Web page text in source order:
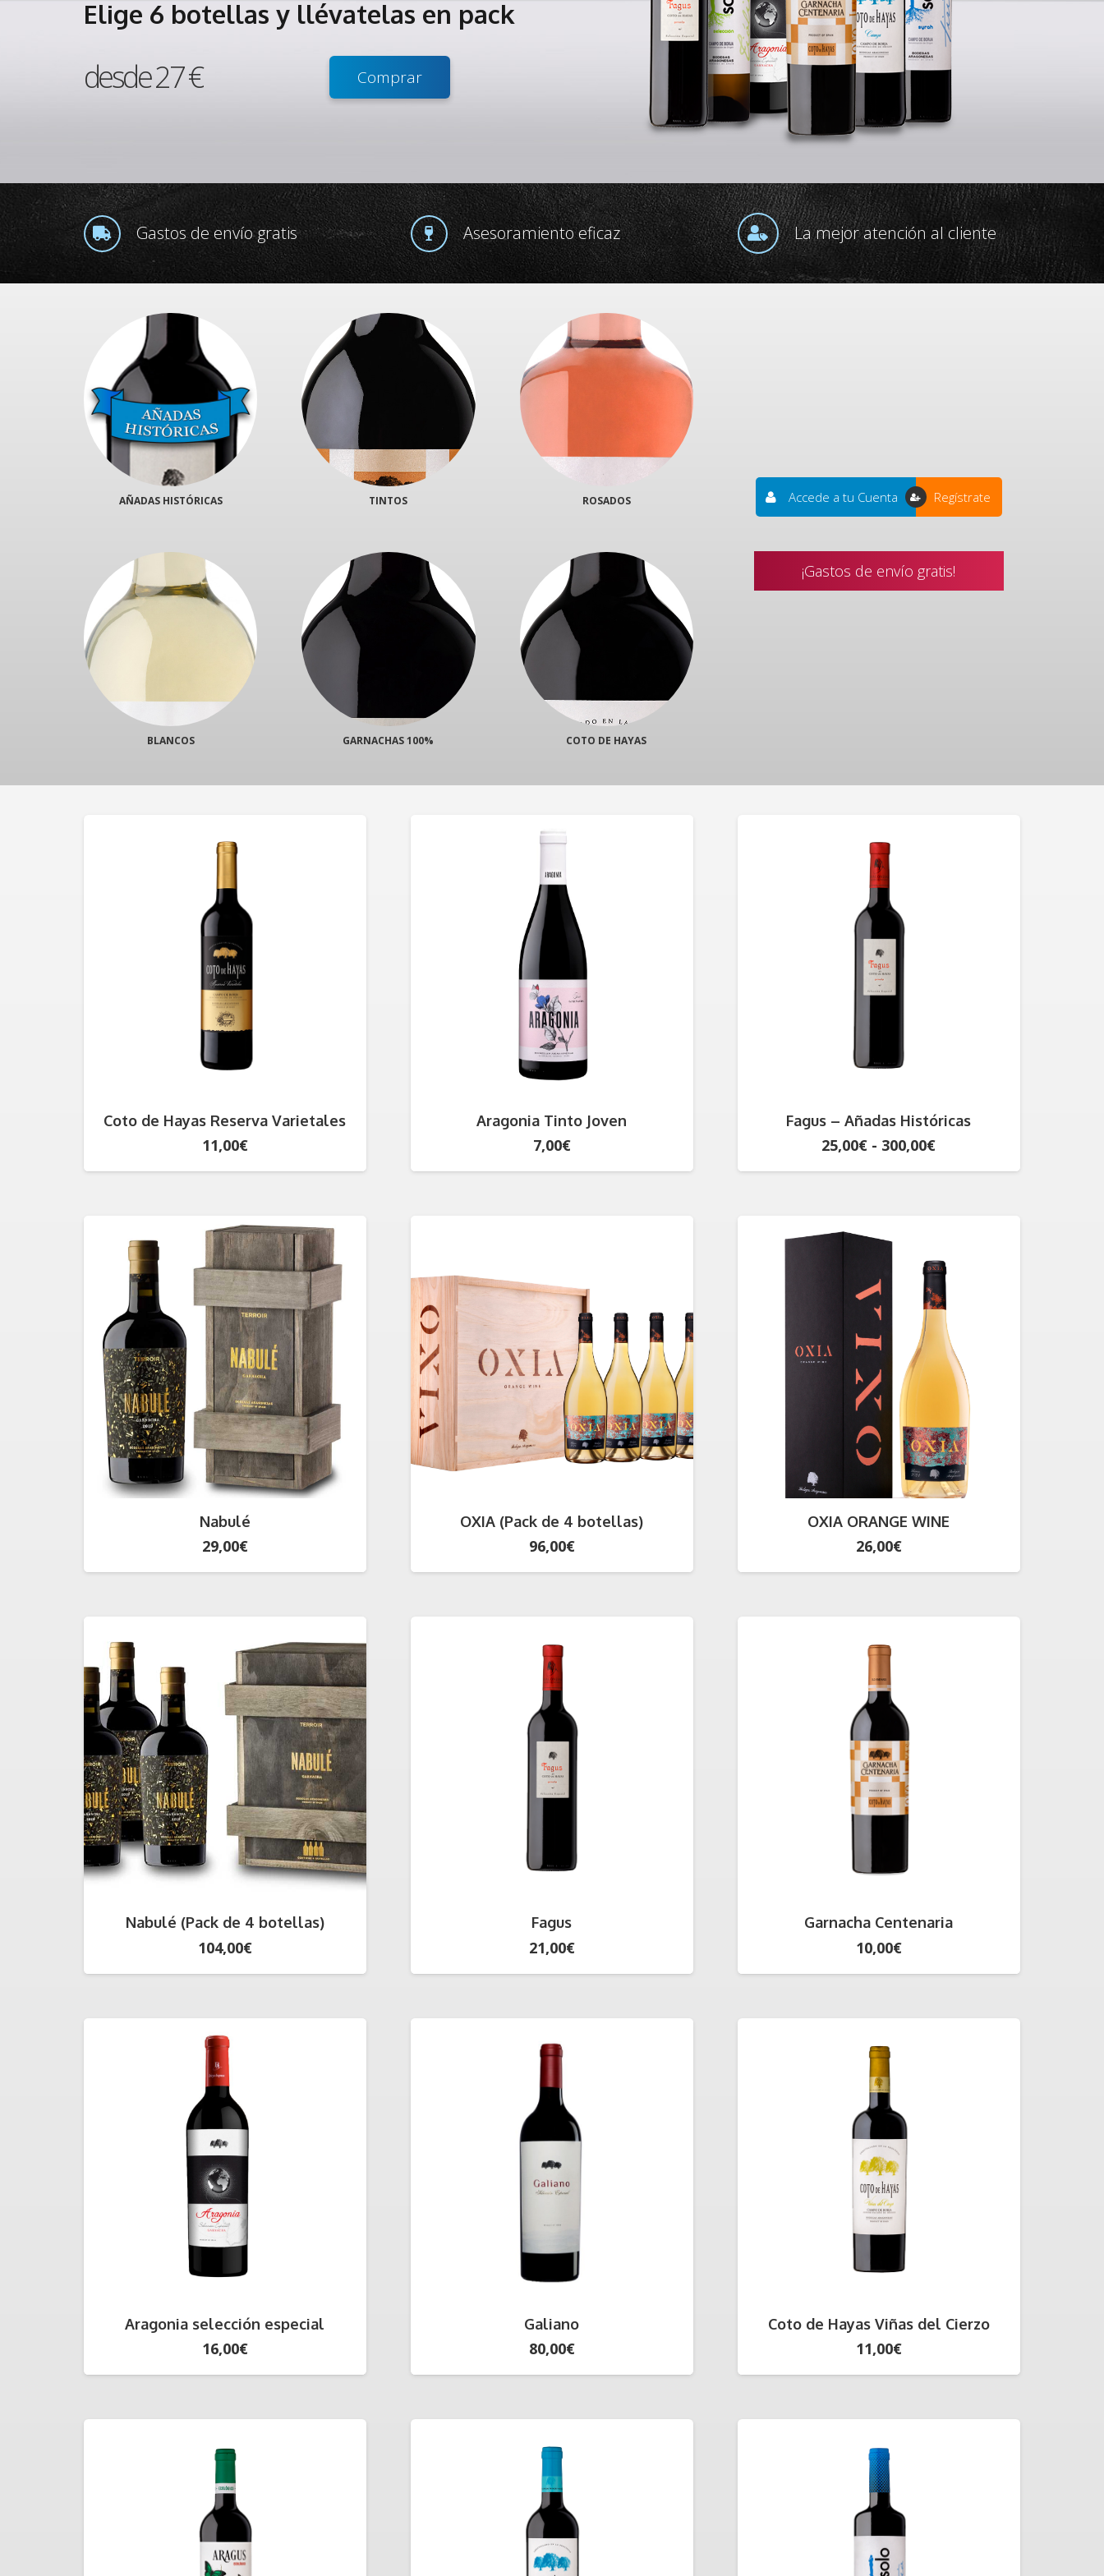
Elige 6 botellas y llévatelas en pack
desde 27 € Comprar
Gastos de envío gratis Asesoramiento eficaz La mejor atención al cliente
AÑADAS HISTÓRICAS TINTOS ROSADOS
BLANCOS GARNACHAS 100% COTO DE HAYAS
Accede a tu Cuenta Regístrate
¡Gastos de envío gratis!
Coto de Hayas Reserva Varietales
11,00€
Aragonia Tinto Joven
7,00€
Fagus – Añadas Históricas
25,00€ - 300,00€Rango
de
hasta
300,00€
Nabulé
29,00€
OXIA (Pack de 4 botellas)
96,00€
OXIA ORANGE WINE
26,00€
Nabulé (Pack de 4 botellas)
104,00€
Fagus
21,00€
Garnacha Centenaria
10,00€
Aragonia selección especial
16,00€
Galiano
80,00€
Coto de Hayas Viñas del Cierzo
11,00€